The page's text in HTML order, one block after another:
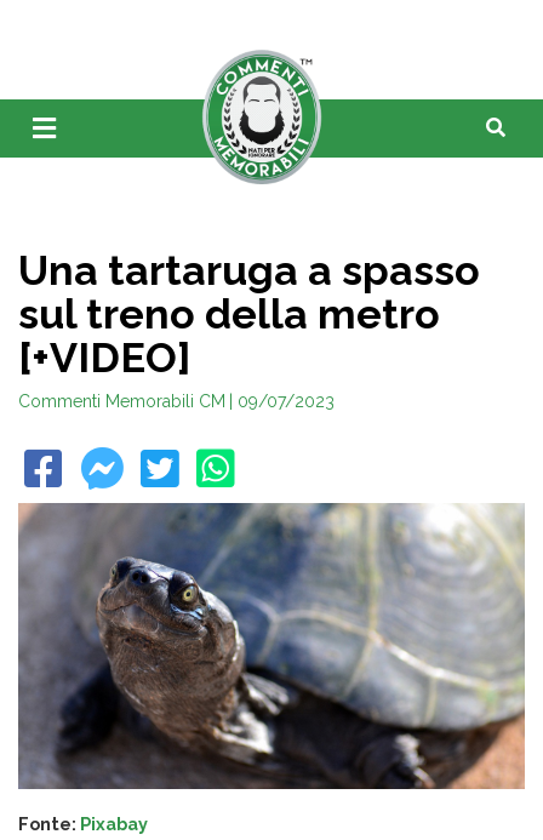
Una tartaruga a spasso
sul treno della metro
[+VIDEO]
Commenti Memorabili CM | 09/07/2023
Fonte: Pixabay